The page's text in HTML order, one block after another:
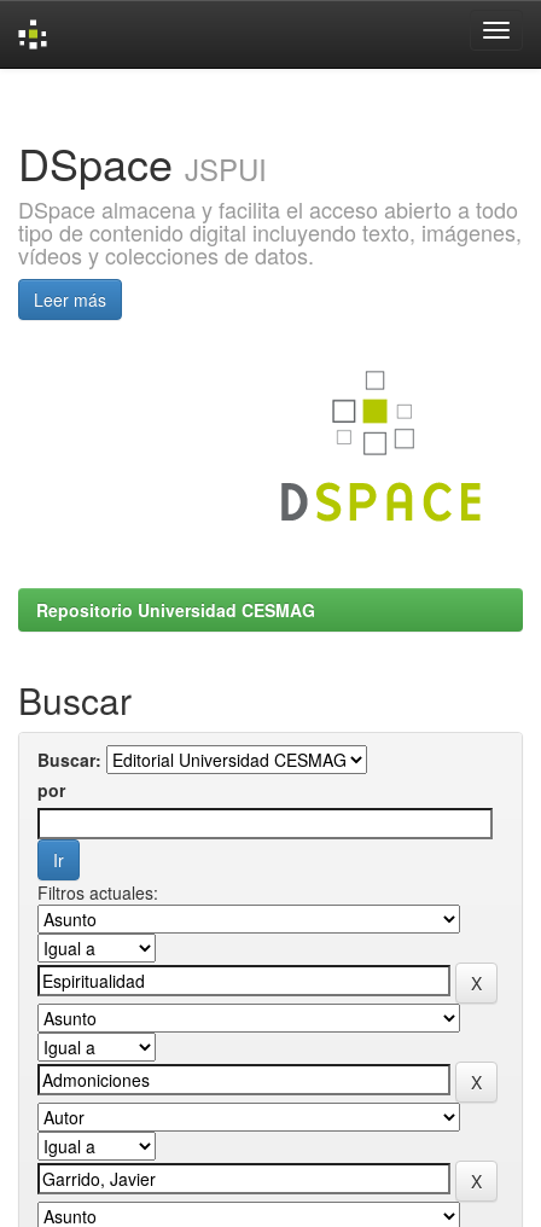
DSpace JSPUI
DSpace almacena y facilita el acceso abierto a todo
tipo de contenido digital incluyendo texto, imágenes,
vídeos y colecciones de datos.
Leer más
Repositorio Universidad CESMAG
Buscar
Buscar:
por
Filtros actuales: